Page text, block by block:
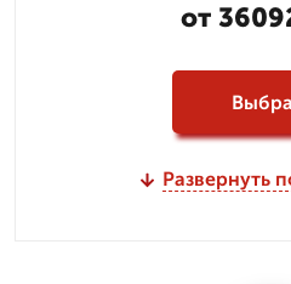
от
Развернуть